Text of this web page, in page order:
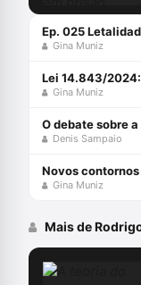
Gina Muniz
Gina Muniz
Denis Sampaio
Gina Muniz
Mais de